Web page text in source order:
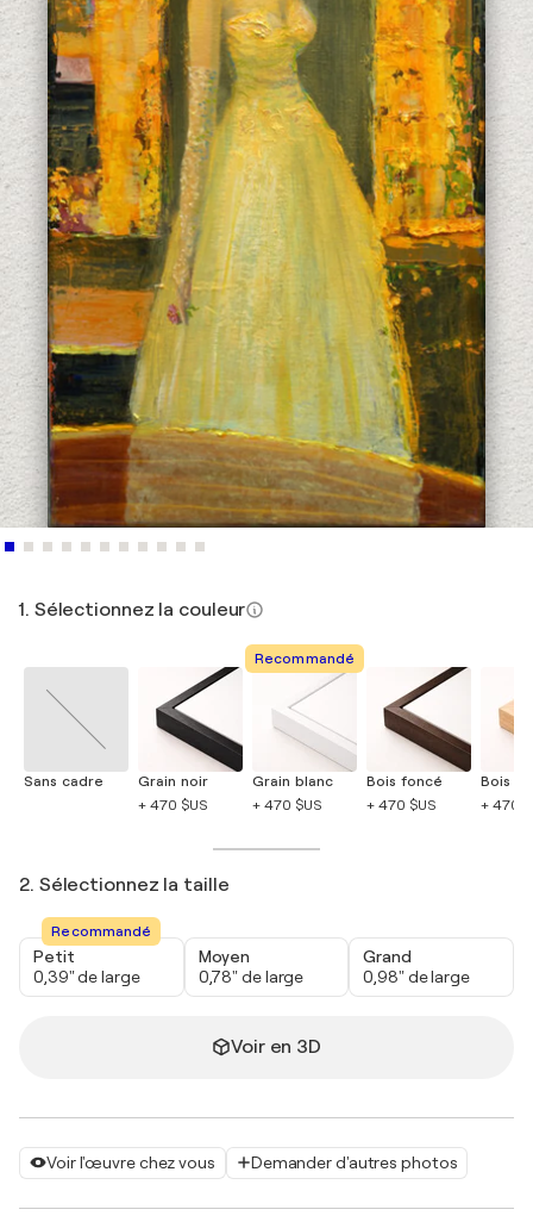
Voir l'œuvre chez vous Demander d'autres photos
1. Sélectionnez la couleur
Sans cadre
Grain noir
+ 470 $US
Recommandé
Grain blanc
+ 470 $US
Bois foncé
+ 470 $US
Bois
+ 470
2. Sélectionnez la taille
Recommandé
Petit
0,39" de large
Moyen
0,78" de large
Grand
0,98" de large
Voir en 3D